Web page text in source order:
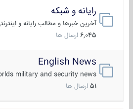
رایانه و شبکه
آخرین خبرها و مطالب رایانه و اینترنتی
6,045 ارسال ها
English News
military and security news
51 ارسال ها